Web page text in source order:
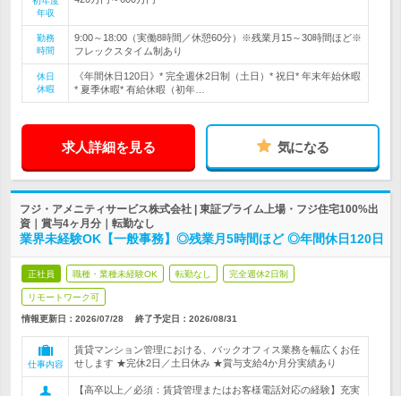
年収
勤務
時間
9:00～18:00（実働8時間／休憩60分）※残業月15～30時間ほど※
フレックスタイム制あり
休日
休暇
《年間休日120日》* 完全週休2日制（土日）* 祝日* 年末年始休暇
* 夏季休暇* 有給休暇（初年…
求人詳細を見る 気になる
フジ・アメニティサービス株式会社 | 東証プライム上場・フジ住宅100%出
資｜賞与4ヶ月分｜転勤なし
業界未経験OK【一般事務】◎残業月5時間ほど ◎年間休日120日
正社員 職種・業種未経験OK 転勤なし 完全週休2日制
リモートワーク可
情報更新日：2026/07/28 終了予定日： 2026/08/31
仕事内容
賃貸マンション管理における、バックオフィス業務を幅広くお任
せします ★完休2日／土日休み ★賞与支給4か月分実績あり
【高卒以上／必須：賃貸管理またはお客様電話対応の経験】充実